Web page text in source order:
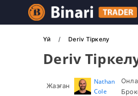
Үй Deriv Тіркелу
Deriv
Жазған
Nathan
Cole